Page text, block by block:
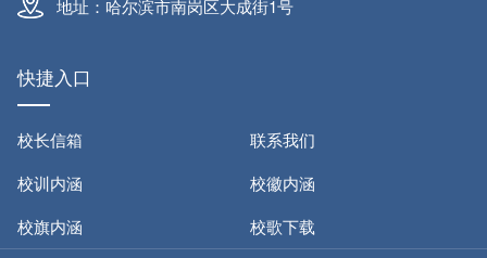
地址：哈尔滨市南岗区大成街1号
快捷入口
校长信箱
联系我们
校训内涵
校徽内涵
校旗内涵
校歌下载